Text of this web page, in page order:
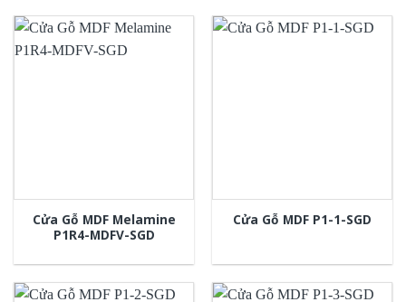
Cửa Gỗ MDF Melamine
P1R4-MDFV-SGD
Cửa Gỗ MDF P1-1-SGD